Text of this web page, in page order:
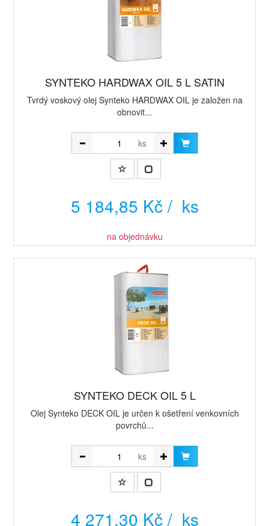
SYNTEKO HARDWAX OIL 5 L SATIN
Tvrdý voskový olej Synteko HARDWAX OIL je založen na
obnovit...
ks
5 184,85 Kč / ks
na objednávku
SYNTEKO DECK OIL 5 L
Olej Synteko DECK OIL je určen k ošetření venkovních
povrchů...
ks
4 271,30 Kč / ks